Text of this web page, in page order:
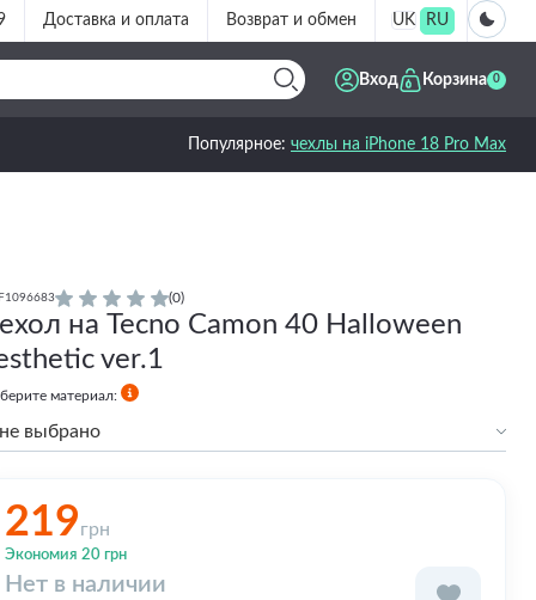
Доставка и оплата Возврат и обмен UK RU
Вход Корзина 0
Популярное: чехлы на iPhone 18 Pro Max
F1096683 (0)
на Tecno Camon 40 Halloween
ver.1
материал:
не выбрано
219грн
Экономия 20 грн
Нет в наличии